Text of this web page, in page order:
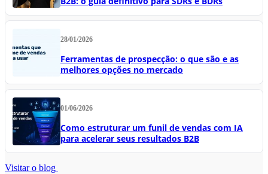
28/01/2026
Ferramentas de prospecção: o que são e as
melhores opções no mercado
01/06/2026
Como estruturar um funil de vendas com IA
para acelerar seus resultados B2B
Visitar o blog